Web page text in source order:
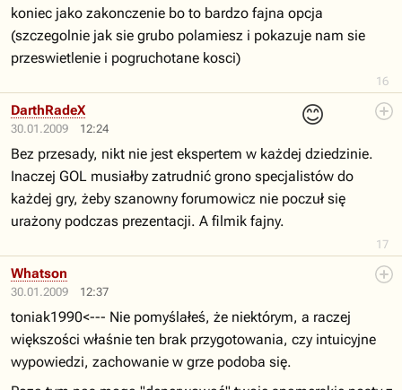
16
koniec jako zakonczenie bo to bardzo fajna opcja
(szczegolnie jak sie grubo polamiesz i pokazuje nam sie
przeswietlenie i pogruchotane kosci)
30.01.2009 12:24
😊
17
DarthRadeX
Bez przesady, nikt nie jest ekspertem w każdej dziedzinie.
Inaczej GOL musiałby zatrudnić grono specjalistów do
każdej gry, żeby szanowny forumowicz nie poczuł się
urażony podczas prezentacji. A filmik fajny.
30.01.2009 12:37
Whatson
toniak1990<--- Nie pomyślałeś, że niektórym, a raczej
większości właśnie ten brak przygotowania, czy intuicyjne
wypowiedzi, zachowanie w grze podoba się.